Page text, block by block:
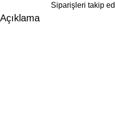
Siparişleri takip
Açıklama